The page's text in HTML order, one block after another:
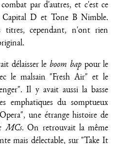
par d'autres, et c'est ce
D et Tone B Nimble.
titres, cependant, n'ont rien
délaisser le boom bap pour le
le malsain "Fresh Air" et le
Il y avait aussi la basse
emphatiques du somptueux
une étrange histoire de
MCs. On retrouvait la même
mais délectable, sur "Take It